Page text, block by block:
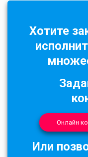
Хотите
Онлайн
Или